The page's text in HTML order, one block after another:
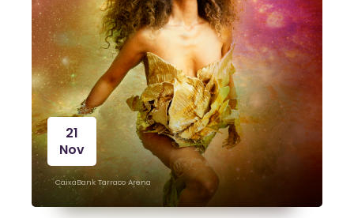
21
Nov
CaixaBank Tarraco Arena